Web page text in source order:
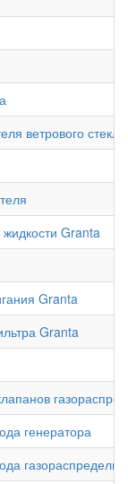
ветрового стекла
Granta
Granta
Granta
генератора